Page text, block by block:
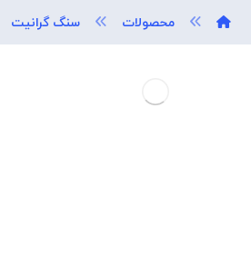
محصولات سنگ گرانیت